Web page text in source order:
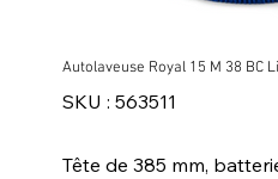
Autolaveuse Royal 15 M 38 BC
SKU : SKU
563511
563511
Tête de 385 mm,